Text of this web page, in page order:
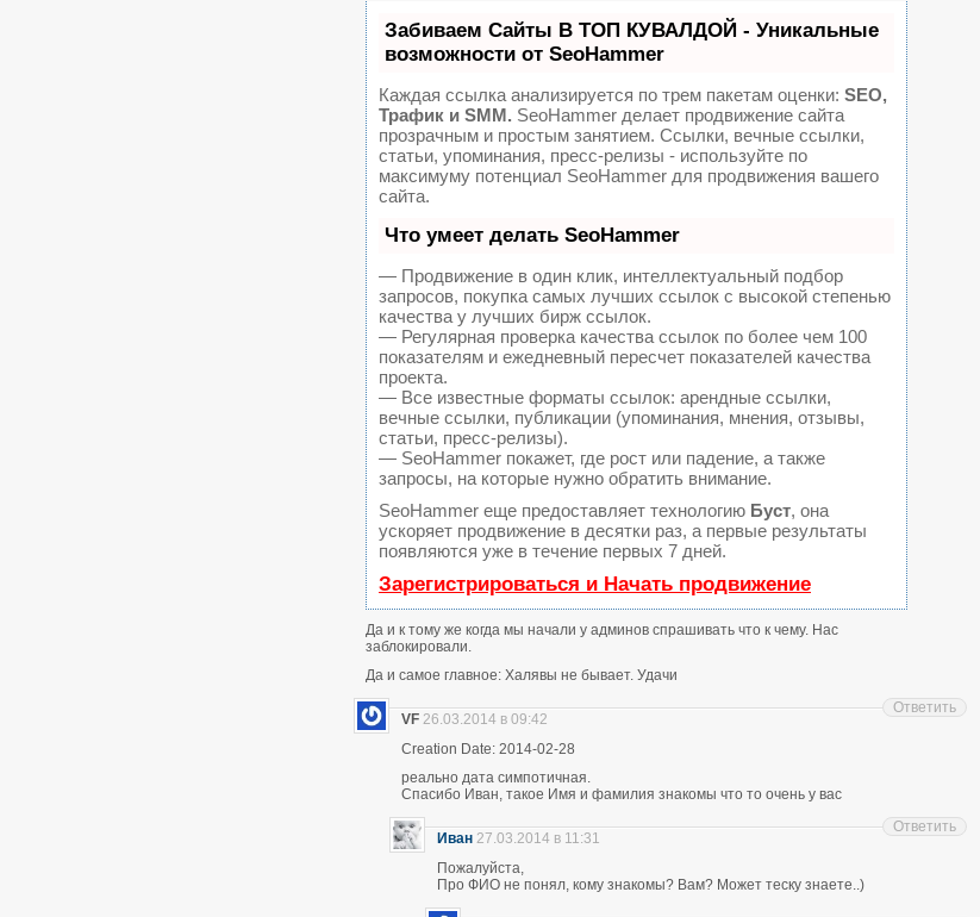
Забиваем Сайты В ТОП КУВАЛДОЙ - Уникальные
возможности от SeoHammer
Каждая ссылка анализируется по трем пакетам оценки: SEO,
Трафик и SMM. SeoHammer делает продвижение сайта
прозрачным и простым занятием. Ссылки, вечные ссылки,
статьи, упоминания, пресс-релизы - используйте по
максимуму потенциал SeoHammer для продвижения вашего
сайта.
Что умеет делать SeoHammer
— Продвижение в один клик, интеллектуальный подбор
запросов, покупка самых лучших ссылок с высокой степенью
качества у лучших бирж ссылок.
— Регулярная проверка качества ссылок по более чем 100
показателям и ежедневный пересчет показателей качества
проекта.
— Все известные форматы ссылок: арендные ссылки,
вечные ссылки, публикации (упоминания, мнения, отзывы,
статьи, пресс-релизы).
— SeoHammer покажет, где рост или падение, а также
запросы, на которые нужно обратить внимание.
SeoHammer еще предоставляет технологию Буст, она
ускоряет продвижение в десятки раз, а первые результаты
появляются уже в течение первых 7 дней.
Зарегистрироваться и Начать продвижение
Да и к тому же когда мы начали у админов спрашивать что к чему. Нас
заблокировали.
Да и самое главное: Халявы не бывает. Удачи
VF 26.03.2014 в 09:42
Creation Date: 2014-02-28
реально дата симпотичная.
Спасибо Иван, такое Имя и фамилия знакомы что то очень у вас
Ответить
Иван 27.03.2014 в 11:31
Пожалуйста,
Про ФИО не понял, кому знакомы? Вам? Может теску знаете..)
Ответить